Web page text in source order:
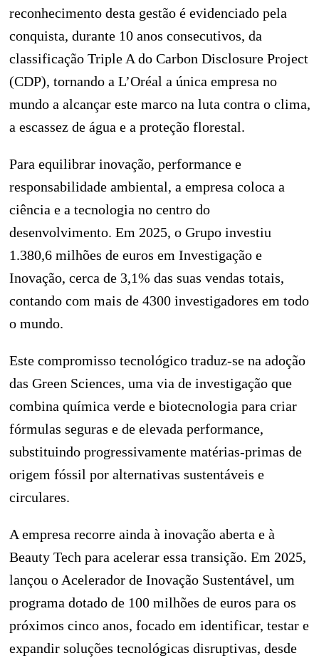
reconhecimento desta gestão é evidenciado pela
conquista, durante 10 anos consecutivos, da
classificação Triple A do Carbon Disclosure Project
(CDP), tornando a L’Oréal a única empresa no
mundo a alcançar este marco na luta contra o clima,
a escassez de água e a proteção florestal.
Para equilibrar inovação, performance e
responsabilidade ambiental, a empresa coloca a
ciência e a tecnologia no centro do
desenvolvimento. Em 2025, o Grupo investiu
1.380,6 milhões de euros em Investigação e
Inovação, cerca de 3,1% das suas vendas totais,
contando com mais de 4300 investigadores em todo
o mundo.
Este compromisso tecnológico traduz-se na adoção
das Green Sciences, uma via de investigação que
combina química verde e biotecnologia para criar
fórmulas seguras e de elevada performance,
substituindo progressivamente matérias-primas de
origem fóssil por alternativas sustentáveis e
circulares.
A empresa recorre ainda à inovação aberta e à
Beauty Tech para acelerar essa transição. Em 2025,
lançou o Acelerador de Inovação Sustentável, um
programa dotado de 100 milhões de euros para os
próximos cinco anos, focado em identificar, testar e
expandir soluções tecnológicas disruptivas, desde